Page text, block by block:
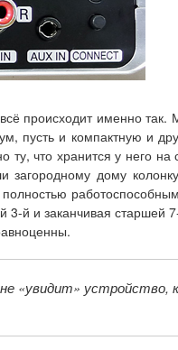
происходит именно так.
пусть и компактную и
что хранится у него на
загородному дому
3-й и заканчивая старшей
«увидит» устройство,